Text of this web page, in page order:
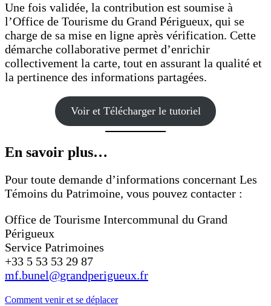
Une fois validée, la contribution est soumise à
l’Office de Tourisme du Grand Périgueux, qui se
charge de sa mise en ligne après vérification. Cette
démarche collaborative permet d’enrichir
collectivement la carte, tout en assurant la qualité et
la pertinence des informations partagées.
Voir et Télécharger le tutoriel
En savoir plus…
Pour toute demande d’informations concernant Les
Témoins du Patrimoine, vous pouvez contacter :
Office de Tourisme Intercommunal du Grand
Périgueux
Service Patrimoines
+33 5 53 53 29 87
mf.bunel@grandperigueux.fr
Comment venir et se déplacer